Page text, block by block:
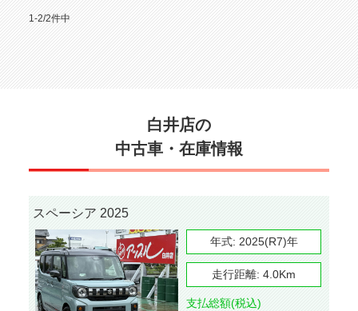
1-2/2件中
白井店の
中古車・在庫情報
スペーシア 2025
年式: 2025(R7)年
走行距離: 4.0Km
支払総額(税込)